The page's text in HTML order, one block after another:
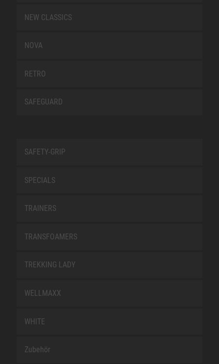
NEW CLASSICS
NOVA
RETRO
SAFEGUARD
SAFETY-GRIP
SPECIALS
TRAINERS
TRANSFOAMERS
TREKKING LADY
WELLMAXX
WHITE
Zubehör